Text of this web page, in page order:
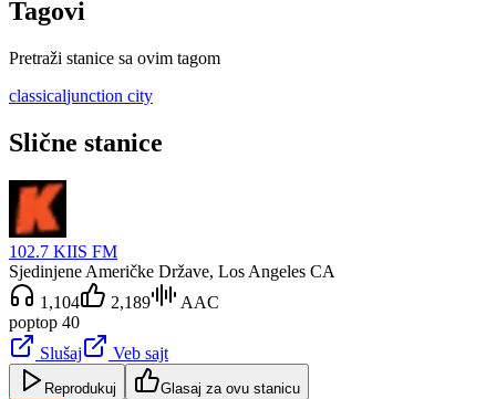
Tagovi
Pretraži stanice sa ovim tagom
classicaljunction city
Slične stanice
102.7 KIIS FM
Sjedinjene Američke Države, Los Angeles CA
1,104
2,189
AAC
poptop 40
Slušaj
Veb sajt
Reprodukuj Glasaj za ovu stanicu